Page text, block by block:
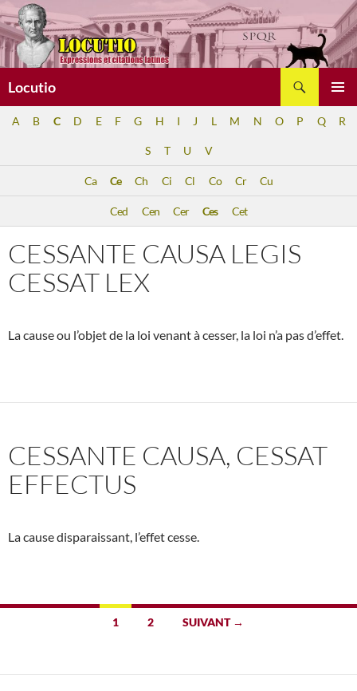
Aller
au
contenu
Locutio
A B C D E F G H I J L M N O P Q R
S T U V
Ca Ce Ch Ci Cl Co Cr Cu
Ced Cen Cer Ces Cet
CESSANTE CAUSA LEGIS
CESSAT LEX
La cause ou l’objet de la loi venant à cesser, la loi n’a pas d’effet.
CESSANTE CAUSA, CESSAT
EFFECTUS
La cause disparaissant, l’effet cesse.
articles
1 2 SUIVANT →